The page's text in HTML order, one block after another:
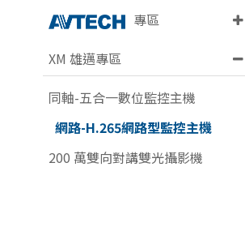
專區
XM 雄邁專區
同軸-五合一數位監控主機
網路-H.265網路型監控主機
200 萬雙向對講雙光攝影機